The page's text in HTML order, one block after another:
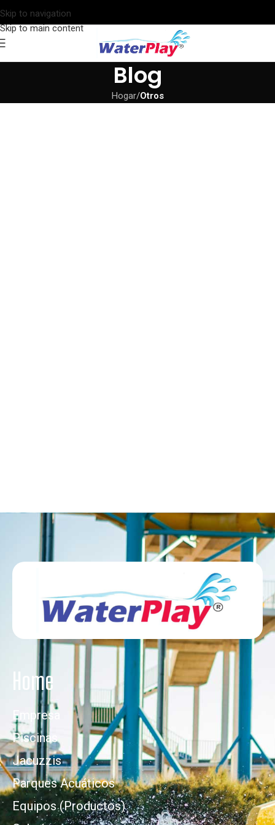
Skip to navigation
Skip to main content
Blog
Hogar/Otros
Home
Empresa
Piscinas
Jacuzzis
Parques Acuáticos
Equipos (Productos)